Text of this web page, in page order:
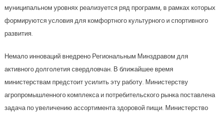
муниципальном уровнях реализуется ряд программ, в рамках которых
формируются условия для комфортного культурного и спортивного
развития.
Немало инноваций внедрено Региональным Минздравом для
активного долголетия свердловчан. В ближайшее время
министерствам предстоит усилить эту работу. Министерству
агропромышленного комплекса и потребительского рынка поставлена
задача по увеличению ассортимента здоровой пищи. Министерство